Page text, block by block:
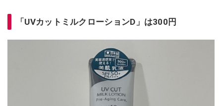
「UVカットミルクローションD」は300円